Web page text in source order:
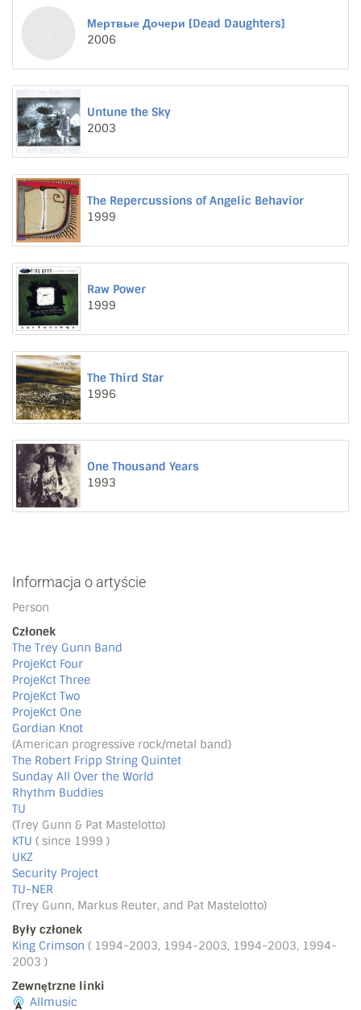
Мертвые Дочери [Dead Daughters]
2006
Untune the Sky
2003
The Repercussions of Angelic Behavior
1999
Raw Power
1999
The Third Star
1996
One Thousand Years
1993
Informacja o artyście
Person
Członek
The Trey Gunn Band
ProjeKct Four
ProjeKct Three
ProjeKct Two
ProjeKct One
Gordian Knot
(American progressive rock/metal band)
The Robert Fripp String Quintet
Sunday All Over the World
Rhythm Buddies
TU
(Trey Gunn & Pat Mastelotto)
KTU ( since 1999 )
UKZ
Security Project
TU-NER
(Trey Gunn, Markus Reuter, and Pat Mastelotto)
Były członek
King Crimson ( 1994-2003, 1994-2003, 1994-2003, 1994-
2003 )
Zewnętrzne linki
Allmusic